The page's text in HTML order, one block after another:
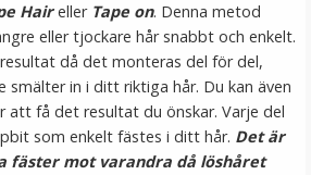
Haireller Tape on. Denna metod
eller tjockare hår snabbt och enkelt.
då det monteras del för del,
in i ditt riktiga hår. Du kan även
att få det resultat du önskar. Varje del
som enkelt fästes i ditt hår. Det är
fäster mot varandra då löshåret